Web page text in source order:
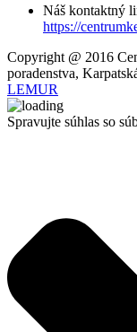
Náš kontaktný
https://
Copyright @ 2016
poradenstva,
LEMUR
Spravujte súhlas so